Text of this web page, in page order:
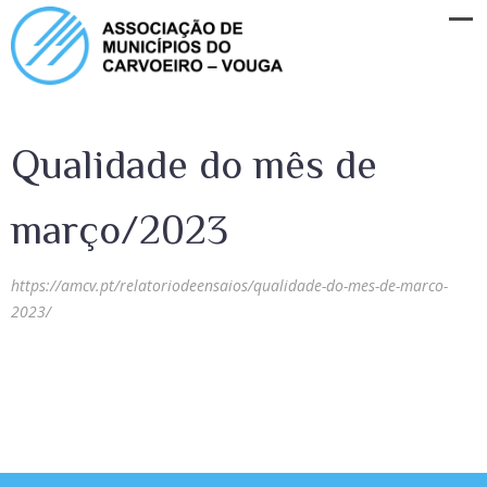
Qualidade do mês de
março/2023
https://amcv.pt/relatoriodeensaios/qualidade-do-mes-de-marco-
2023/